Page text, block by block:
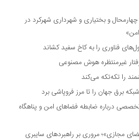
و بختیاری و شهرداری شهرکرد در
فناوری را به کاخ سفید کشاند
غیرمنتظره هوش مصنوعی
را تکه‌تکه می‌کند
برق جهان را تا مرز فروپاشی برد
درباره ضابطه فضا‌های امن و پناهگاه
مجازی»؛ مروری بر راهبرد‌های سایبری